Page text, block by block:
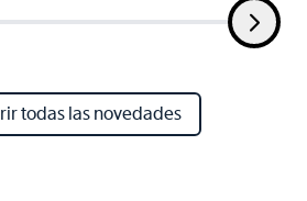
todas las novedades